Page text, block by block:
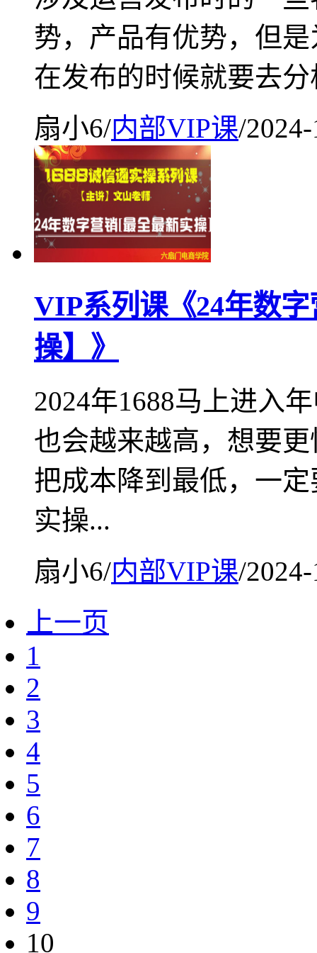
势，产品有优势，但
在发布的时候就要去分
扇小6/内部VIP课/
VIP系列课《24年数
操】》
2024年1688马上进入
也会越来越高，想要
把成本降到最低，一
实操...
扇小6/内部VIP课/
上一页
1
2
3
4
5
6
7
8
9
10